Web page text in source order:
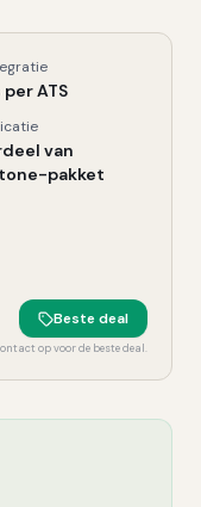
ATS
van
pakket
Beste deal
op voor de beste deal.